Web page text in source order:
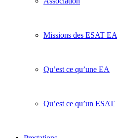
Missions des ESAT EA
Qu’est ce qu’une EA
Qu’est ce qu’un ESAT